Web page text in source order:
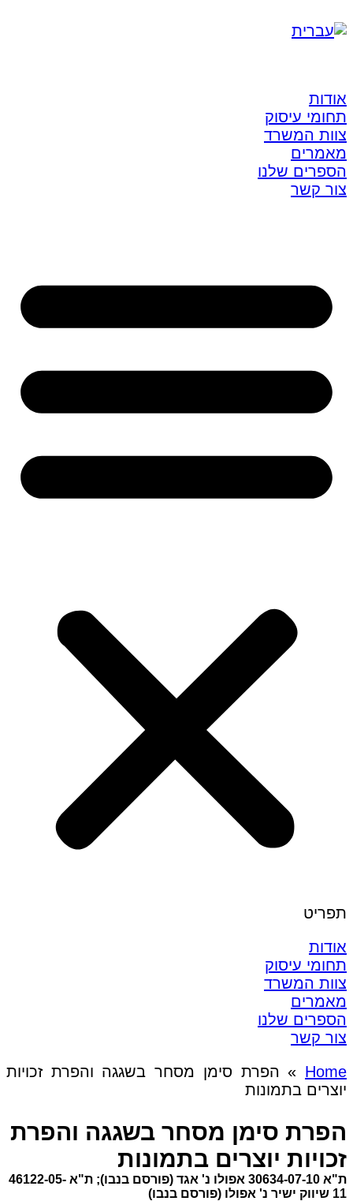
אודות
תחומי עיסוק
צוות המשרד
מאמרים
הספרים שלנו
צור קשר
תפריט
אודות
תחומי עיסוק
צוות המשרד
מאמרים
הספרים שלנו
צור קשר
Home
» הפרת סימן מסחר בשגגה והפרת זכויות
יוצרים בתמונות
הפרת סימן מסחר בשגגה והפרת
זכויות יוצרים בתמונות
ת"א 30634-07-10 אפולו נ' אגד (פורסם בנבו); ת"א 46122-05-
11 שיווק ישיר נ' אפולו (פורסם בנבו)